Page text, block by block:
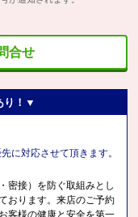
合せ
り！▼
に対応させて頂きます。
密接）を防ぐ取組みとし
おります。来店のご予約
客様の健康と安全を第一